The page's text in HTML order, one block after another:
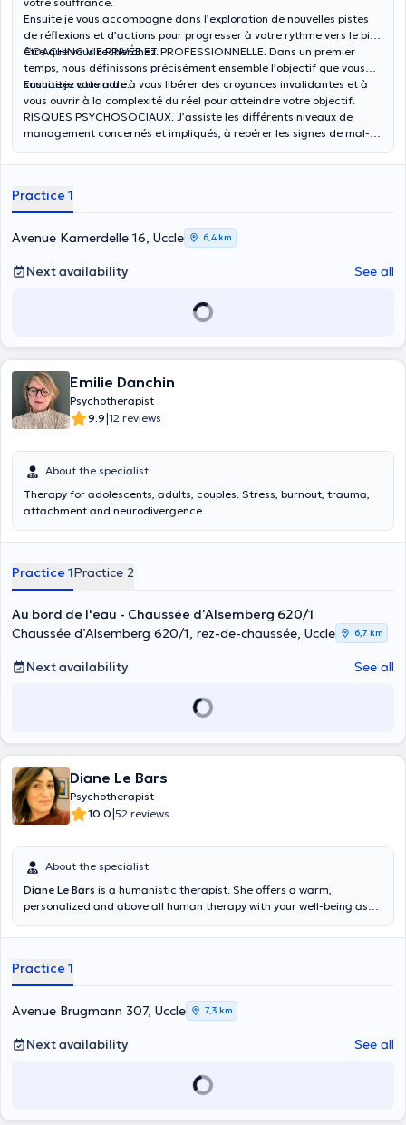
Ensuite je vous accompagne dans l’exploration de nouvelles pistes
de réflexions et d’actions pour progresser à votre rythme vers le bien
être que vous recherchez.
COACHING VIE PRIVÉE ET PROFESSIONNELLE. Dans un premier
temps, nous définissons précisément ensemble l’objectif que vous
souhaitez atteindre.
Ensuite je vous aide à vous libérer des croyances invalidantes et à
vous ouvrir à la complexité du réel pour atteindre votre objectif.
RISQUES PSYCHOSOCIAUX. J’assiste les différents niveaux de
management concernés et impliqués, à repérer les signes de mal-
Practice 1
Avenue Kamerdelle 16, Uccle 6,4 km
Next availability See all
Emilie Danchin
Psychotherapist
9.9|12 reviews
About the specialist
Therapy for adolescents, adults, couples. Stress, burnout, trauma,
attachment and neurodivergence.
Practice 1Practice 2
Au bord de l'eau - Chaussée d’Alsemberg 620/1
Chaussée d’Alsemberg 620/1, rez-de-chaussée, Uccle
6,7 km
Next availability See all
Diane Le Bars
Psychotherapist
10.0|52 reviews
About the specialist
Diane Le Bars is a humanistic therapist. She offers a warm,
personalized and above all human therapy with your well-being as
and treats all types of problems. She offers face-to-face and online
Practice 1
Avenue Brugmann 307, Uccle 7,3 km
Next availability See all